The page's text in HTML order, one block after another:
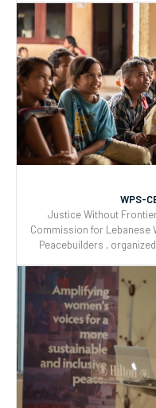
WPS-
Justice Without
Commission for Lebanese
Peacebuilders ,
CEDAW General
Reporting and Joint
WPS-
Justice Without
Commission for Lebanese
Peacebuilders ,